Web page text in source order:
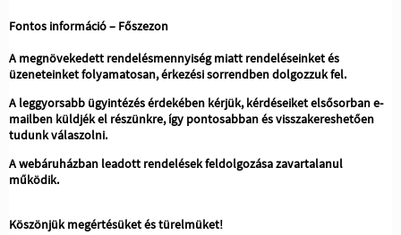
Fontos információ – Főszezon
A megnövekedett rendelésmennyiség miatt rendeléseinket és
üzeneteinket folyamatosan, érkezési sorrendben dolgozzuk fel.
A leggyorsabb ügyintézés érdekében kérjük, kérdéseiket elsősorban e-
mailben küldjék el részünkre, így pontosabban és visszakereshetően
tudunk válaszolni.
A webáruházban leadott rendelések feldolgozása zavartalanul
működik.
Köszönjük megértésüket és türelmüket!